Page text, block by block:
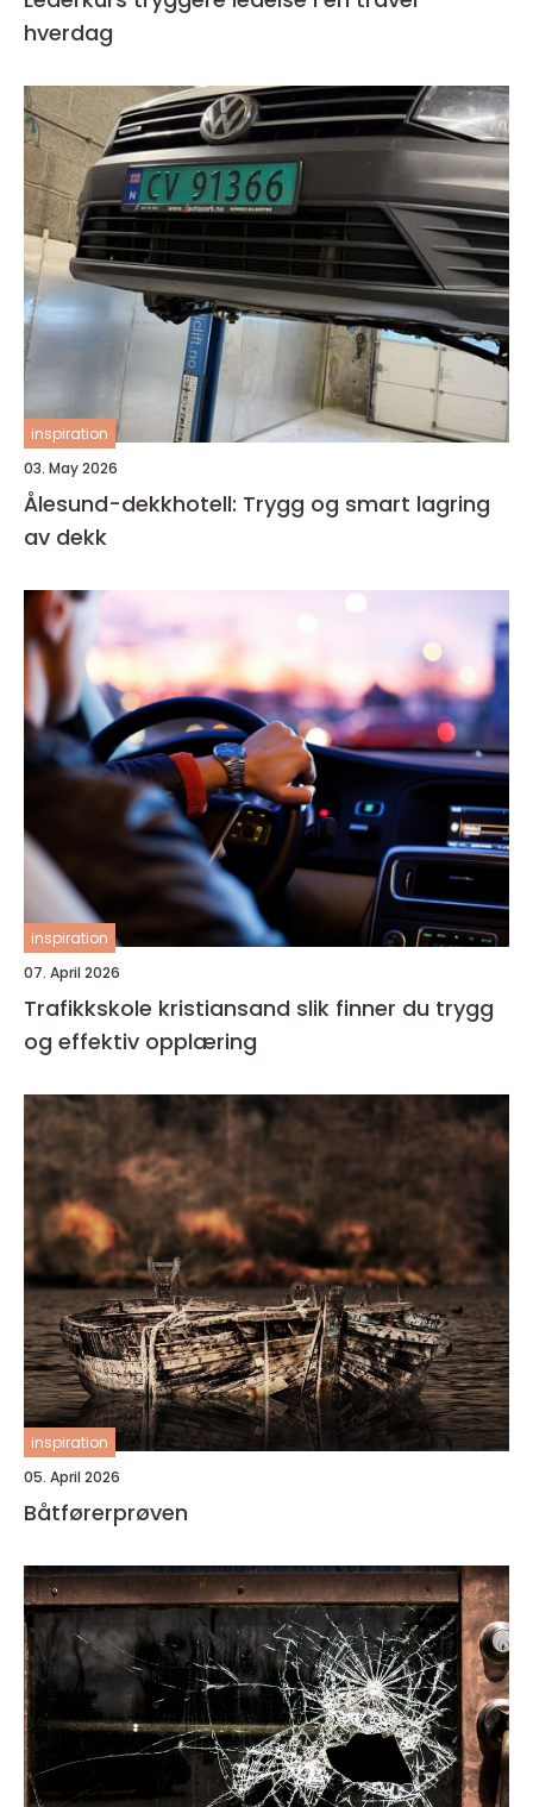
hverdag
inspiration
03. May 2026
Ålesund-dekkhotell: Trygg og smart lagring
av dekk
inspiration
07. April 2026
Trafikkskole kristiansand slik finner du trygg
og effektiv opplæring
inspiration
05. April 2026
Båtførerprøven